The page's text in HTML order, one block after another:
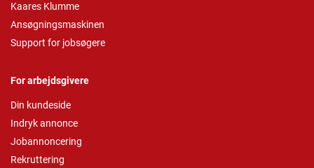
Kaares Klumme
Ansøgningsmaskinen
Support for jobsøgere
For arbejdsgivere
Din kundeside
Indryk annonce
Jobannoncering
Rekruttering